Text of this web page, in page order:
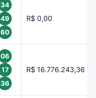
34
49
60
R$ 0,00
06
17
36
R$ 16.776.243,36